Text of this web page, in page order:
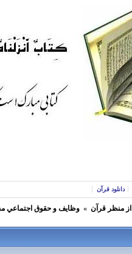
دانلود قرآن
منظر قرآن » وظايف و حقوق اجتماعي